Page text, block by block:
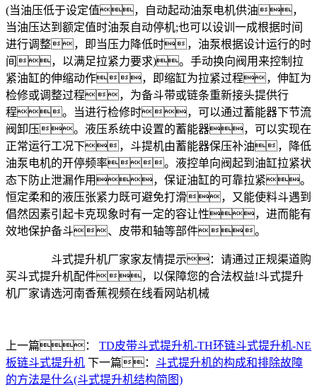
(当油压低于设定值，自动起动油泵电机供油，
当油压达到额定值时油泵自动停机;也可以设训一成根据时间
进行调整，即当压力降低时，油泵根据设计运行的时
间，以满足拉紧力要求)。手动换向阀用来控制拉
紧油缸的伸缩动作，即缩缸为拉紧过程，伸缸为
检修或调整过程，为备斗带或链条重新接头提供行
程。当进行检修时，可以通过蓄能器下节流
阀卸压。液压系统中设置的蓄能器，可以实现在
正常运行工况下，斗提机由蓄能器保压补油，降低
油泵电机的开停频率。液控单向阀起到油缸拉紧状
态下防止泄漏作用，保证油缸的可靠拉紧。
恒定柔和的液压张紧力既可避免打滑，又能使料斗遇到
倡然因素引起卡克现象时有一定的容让性，进而能有
效地保护备斗、皮带和轴等部件。
斗式提升机厂家家友情提示：请通过正规渠道购
买斗式提升机配件，以保障您的合法权益!斗式提升
机厂家请选河南香蕉视频在线看网站机械
上一篇： TD皮带斗式提升机-TH环链斗式提升机-NE
板链斗式提升机 下一篇： 斗式提升机的构成和排除故障
的方法是什么(斗式提升机结构简图)